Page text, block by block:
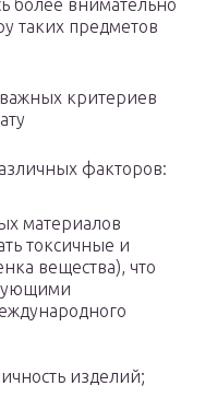
более внимательно
таких предметов
критериев
факторов:
материалов
токсичные и
вещества), что
изделий;